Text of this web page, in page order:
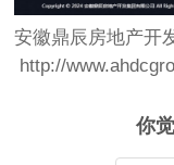
安徽鼎辰房地产开
http://
你